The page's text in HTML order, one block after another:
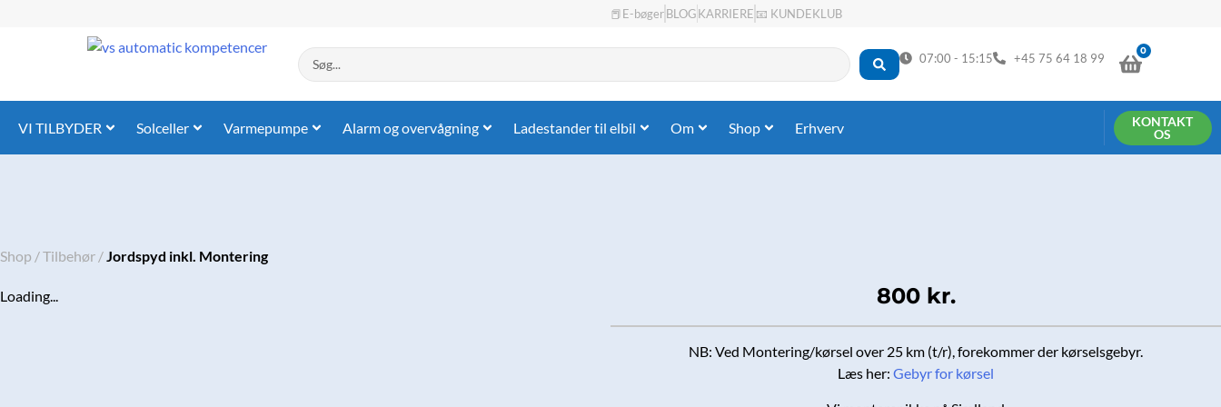
📕E-bøgerBLOGKARRIERE 📧 KUNDEKLUB
Search
...
07:00 - 15:15 +45 75 64 18 99
0
KURV
VI TILBYDER Solceller Varmepumpe Alarm og overvågning Ladestander til elbil Om Shop Erhverv
KONTAKT
OS
Shop /Tilbehør /Jordspyd inkl. Montering
Loading... 800 kr.
NB: Ved Montering/kørsel over 25 km (t/r), forekommer der kørselsgebyr.
Læs her: Gebyr for kørsel